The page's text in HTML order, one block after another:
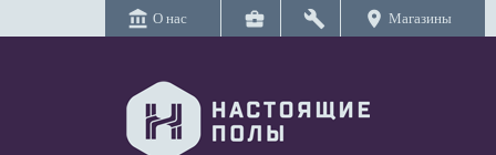
account_balance О нас business_center build location_on Магазины